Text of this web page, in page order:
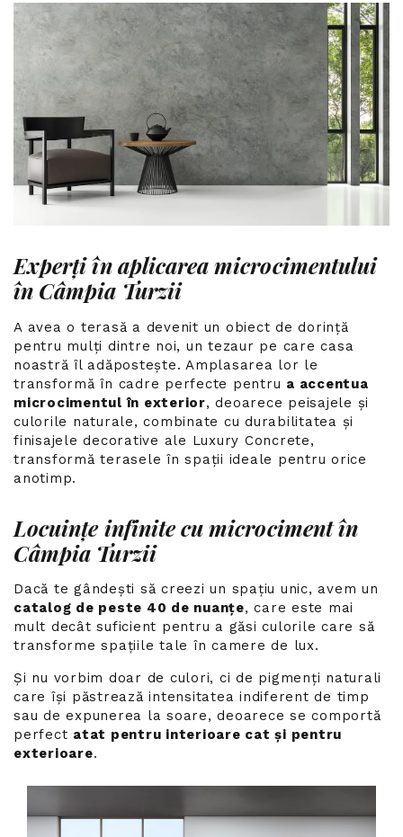
Experți în aplicarea microcimentului
în Câmpia Turzii
A avea o terasă a devenit un obiect de dorință
pentru mulți dintre noi, un tezaur pe care casa
noastră îl adăpostește. Amplasarea lor le
transformă în cadre perfecte pentru a accentua
microcimentul în exterior, deoarece peisajele și
culorile naturale, combinate cu durabilitatea și
finisajele decorative ale Luxury Concrete,
transformă terasele în spații ideale pentru orice
anotimp.
Locuințe infinite cu microciment în
Câmpia Turzii
Dacă te gândești să creezi un spațiu unic, avem un
catalog de peste 40 de nuanțe, care este mai
mult decât suficient pentru a găsi culorile care să
transforme spațiile tale în camere de lux.
Și nu vorbim doar de culori, ci de pigmenți naturali
care își păstrează intensitatea indiferent de timp
sau de expunerea la soare, deoarece se comportă
perfect atat pentru interioare cat și pentru
exterioare.